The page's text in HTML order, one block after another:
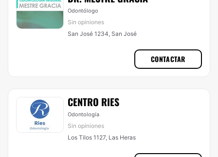
Odontólogo
Sin opiniones
San José 1234, San José
CONTACTAR
CENTRO RIES
Odontología
Sin opiniones
Los Tilos 1127, Las Heras